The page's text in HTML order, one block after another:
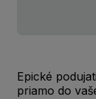
Epické
priamo do